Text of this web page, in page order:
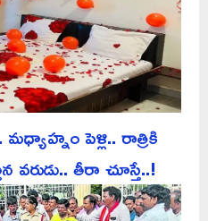
పెళ్లి.. రాత్రికి
వరుడు.. తీరా చూస్తే..!